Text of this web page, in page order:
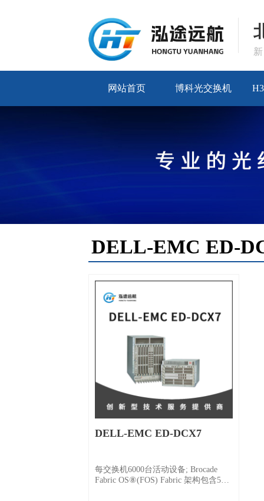
网站首页 博科光交换机
DELL-EMC ED-
DELL-EMC ED-DCX7
每交换机6000台活动设备; Brocade
Fabric OS⑧(FOS) Fabric 架构包含56